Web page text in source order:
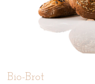
Bio-Brot